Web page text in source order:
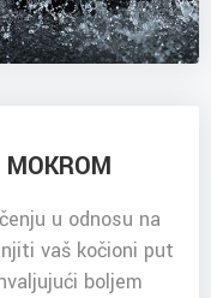
MOKROM
u odnosu na
vaš kočioni put
boljem